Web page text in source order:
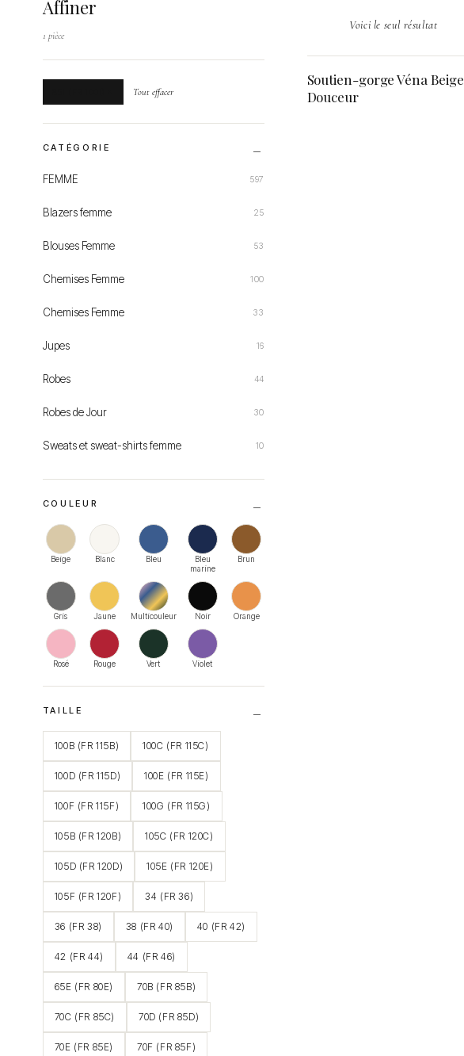
Affiner
1 pièce
Tout effacer
CATÉGORIE
FEMME 597
Blazers femme 25
Blouses Femme 53
Chemises Femme 100
Chemises Femme 33
Jupes 16
Robes 44
Robes de Jour 30
Sweats et sweat-shirts femme 10
COULEUR
Beige Blanc Bleu
Bleu
marine
Brun
Gris Jaune Multicouleur Noir Orange
Rosé Rouge Vert Violet
TAILLE
100B (FR 115B) 100C (FR 115C)
100D (FR 115D) 100E (FR 115E)
100F (FR 115F) 100G (FR 115G)
105B (FR 120B) 105C (FR 120C)
105D (FR 120D) 105E (FR 120E)
105F (FR 120F) 34 (FR 36)
36 (FR 38) 38 (FR 40) 40 (FR 42)
42 (FR 44) 44 (FR 46)
65E (FR 80E) 70B (FR 85B)
70C (FR 85C) 70D (FR 85D)
70E (FR 85E) 70F (FR 85F)
Voici le seul résultat
Soutien-gorge Véna Beige
Douceur